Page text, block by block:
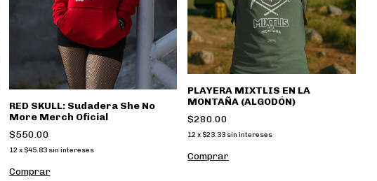
RED SKULL: Sudadera She No
More Merch Oficial
$550.00
12 x $45.83 sin intereses
Comprar
PLAYERA MIXTLIS EN LA
MONTAÑA (ALGODÓN)
$280.00
12 x $23.33 sin intereses